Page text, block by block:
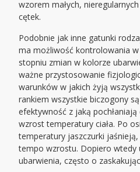
wzorem małych,
cętek.
Podobnie jak inne gatunki
ma możliwość kontrolowania
stopniu zmian w kolorze
ważne przystosowanie
warunków w jakich żyją
rankiem wszystkie biczogony
efektywność z jaką pochłaniają
wzrost temperatury ciała. Po
temperatury jaszczurki
tempo wzrostu. Dopiero wtedy
ubarwienia, często o